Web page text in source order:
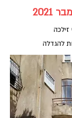
זילכה
להגדלה